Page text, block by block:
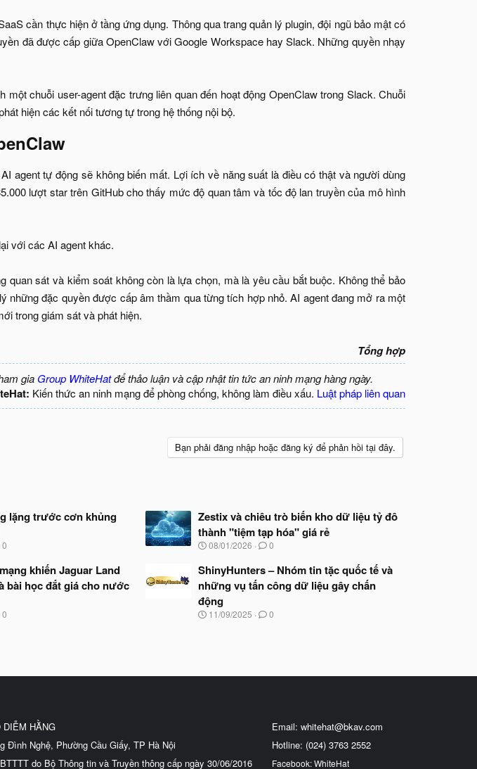
cần thực hiện ở tầng ứng dụng. Thông qua trang quản lý plugin, đội ngũ bảo mật có
đã được cấp giữa OpenClaw với Google Workspace hay Slack. Những quyền nhạy
chuỗi user-agent đặc trưng liên quan đến hoạt động OpenClaw trong Slack. Chuỗi
hiện các kết nối tương tự trong hệ thống nội bộ.​
agent tự động sẽ không biến mất. Lợi ích về năng suất là điều có thật và người dùng
lượt star trên GitHub cho thấy mức độ quan tâm và tốc độ lan truyền của mô hình
với các AI agent khác.
quan sát và kiểm soát không còn là lựa chọn, mà là yêu cầu bắt buộc. Không thể bảo
những đặc quyền được cấp âm thầm qua từng tích hợp nhỏ. AI agent đang mở ra một
trong giám sát và phát hiện.
Tổng hợp
gia Group WhiteHatđể thảo luận và cập nhật tin tức an ninh mạng hàng ngày.
Kiến thức an ninh mạng để phòng chống, không làm điều xấu. Luật pháp liên quan
Bạn phải đăng nhập hoặc đăng ký để phản hồi tại đây.
lặng trước cơn khủng
0
Zestix và chiêu trò biến kho dữ liệu tỷ đô
thành "tiệm tạp hóa" giá rẻ
N
à
y
b
ắ
t
08/01/2026 0
khiến Jaguar Land
bài học đắt giá cho nước
0
ShinyHunters – Nhóm tin tặc quốc tế và
những vụ tấn công dữ liệu gây chấn
động
N11/09/2025 0
DIỄM HẰNG
Đình Nghệ, Phường Cầu Giấy, TP Hà Nội
do Bộ Thông tin và Truyền thông cấp ngày 30/06/2016
Email: whitehat@bkav.com
Hotline: (024) 3763 2552
Facebook: WhiteHat